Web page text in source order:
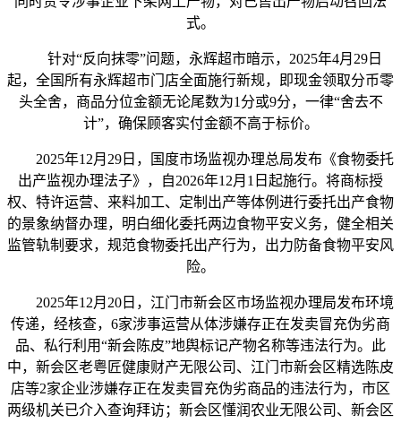
式。
针对“反向抹零”问题，永辉超市暗示，2025年4月29日
起，全国所有永辉超市门店全面施行新规，即现金领取分币零
头全舍，商品分位金额无论尾数为1分或9分，一律“舍去不
计”，确保顾客实付金额不高于标价。
2025年12月29日，国度市场监视办理总局发布《食物委托
出产监视办理法子》，自2026年12月1日起施行。将商标授
权、特许运营、来料加工、定制出产等体例进行委托出产食物
的景象纳督办理，明白细化委托两边食物平安义务，健全相关
监管轨制要求，规范食物委托出产行为，出力防备食物平安风
险。
2025年12月20日，江门市新会区市场监视办理局发布环境
传递，经核查，6家涉事运营从体涉嫌存正在发卖冒充伪劣商
品、私行利用“新会陈皮”地舆标记产物名称等违法行为。此
中，新会区老粤匠健康财产无限公司、江门市新会区精选陈皮
店等2家企业涉嫌存正在发卖冒充伪劣商品的违法行为，市区
两级机关已介入查询拜访；新会区懂润农业无限公司、新会区